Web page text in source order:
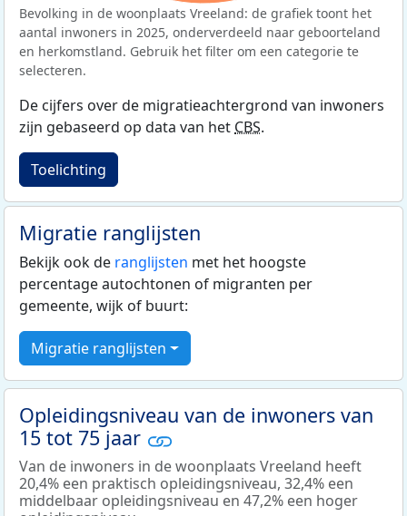
Bevolking in de woonplaats Vreeland: de grafiek toont het
aantal inwoners in 2025, onderverdeeld naar geboorteland
en herkomstland. Gebruik het filter om een categorie te
selecteren.
De cijfers over de migratieachtergrond van inwoners
zijn gebaseerd op data van hetCBS.
Toelichting
Migratie ranglijsten
Bekijk ook de ranglijsten met het hoogste
percentage autochtonen of migranten per
gemeente, wijk of buurt:
Migratie ranglijsten
Opleidingsniveau van de inwoners van
15 tot 75 jaar
Van de inwoners in de woonplaats Vreeland heeft
20,4% een praktisch opleidingsniveau, 32,4% een
middelbaar opleidingsniveau en 47,2% een hoger